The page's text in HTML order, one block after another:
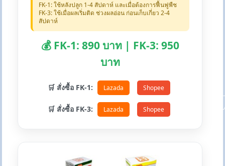
FK-1: ใช้หลังปลูก 1-4 สัปดาห์ และเมื่อต้องการฟื้นฟูพืช
FK-3: ใช้เมื่อผลเริ่มติด ช่วงผลอ่อน ก่อนเก็บเกี่ยว 2-4
สัปดาห์
💰 FK-1: 890 บาท | FK-3: 950
บาท
🛒 สั่งซื้อ FK-1: Lazada Shopee
🛒 สั่งซื้อ FK-3: Lazada Shopee